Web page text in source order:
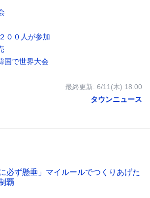
００人が参加
で世界大会
最終更新: 6/11(木) 18:00
タウンニュース
必ず懸垂」マイルールでつくりあげた
覇